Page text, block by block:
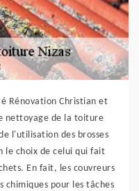
Rénovation Christian et
nettoyage de la toiture
l'utilisation des brosses
le choix de celui qui fait
En fait, les couvreurs
chimiques pour les tâches